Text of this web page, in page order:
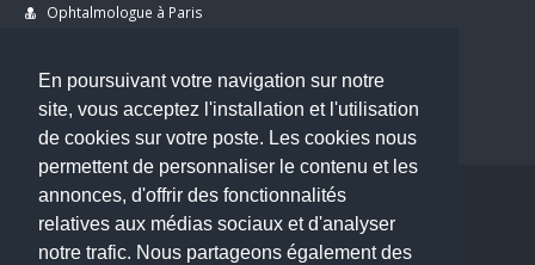
En poursuivant votre navigation sur notre
site, vous acceptez l'installation et l'utilisation
de cookies sur votre poste. Les cookies nous
permettent de personnaliser le contenu et les
annonces, d'offrir des fonctionnalités
relatives aux médias sociaux et d'analyser
notre trafic. Nous partageons également des
Ophtalmologue à Paris
Dentiste à Paris
Copyright © 2026 . All Rights Reserved.
choisirunmedecin@gmail.com